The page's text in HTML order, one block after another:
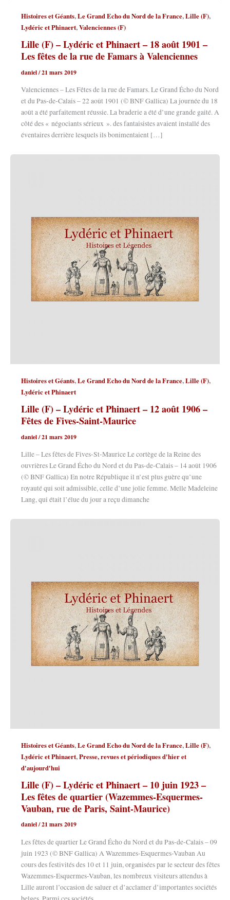
Histoires et Géants,Le Grand Echo du Nord de la France,Lille (F),
Lydéric et Phinaert,Valenciennes (F)
Lille (F) – Lydéric et Phinaert – 18 août 1901 –
Les fêtes de la rue de Famars à Valenciennes
daniel/21 mars 2019
Valenciennes – Les Fêtes de la rue de Famars. Le Grand Écho du Nord
et du Pas-de-Calais – 22 août 1901 (© BNF Gallica) La journée du 18
août a été parfaitement réussie. La braderie a été d’une grande gaité. A
côté des « négociants sérieux ». des fantaisistes avaient installé des
éventaires derrière lesquels ils bonimentaient […]
Histoires et Géants,Le Grand Echo du Nord de la France,Lille (F),
Lydéric et Phinaert
Lille (F) – Lydéric et Phinaert – 12 août 1906 –
Fêtes de Fives-Saint-Maurice
daniel/21 mars 2019
Lille – Les fêtes de Fives-St-Maurice Le cortège de la Reine des
ouvrières Le Grand Écho du Nord et du Pas-de-Calais – 14 août 1906
(© BNF Gallica) En notre République il n’est plus guère qu’une
royauté qui soit admissible, celle d’une jolie femme. Melle Madeleine
Lang, qui était l’élue du jour a reçu dimanche
Histoires et Géants,Le Grand Echo du Nord de la France,Lille (F),
Lydéric et Phinaert,Presse, revues et périodiques d'hier et
d'aujourd'hui
Lille (F) – Lydéric et Phinaert – 10 juin 1923 –
Les fêtes de quartier (Wazemmes-Esquermes-
Vauban, rue de Paris, Saint-Maurice)
daniel/21 mars 2019
Les fêtes de quartier Le Grand Écho du Nord et du Pas-de-Calais – 09
juin 1923 (© BNF Gallica) A Wazemmes-Esquermes-Vauban Au
cours des festivités des 10 et 11 juin, organisées par le secteur des fêtes
Wazemmes-Esquermes-Vauban, les nombreux visiteurs attendus à
Lille auront l’occasion de saluer et d’acclamer d’importantes sociétés